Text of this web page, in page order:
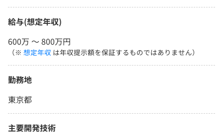
給与(想定年収)
600万 〜 800万円
（※ 想定年収 は年収提示額を保証するものではありません）
勤務地
東京都
主要開発技術